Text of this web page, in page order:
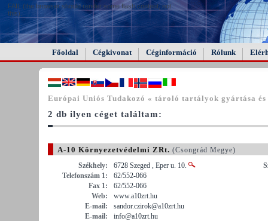
FAIL (the browser should render some flash content, not
this).
Főoldal Cégkivonat Céginformáció Rólunk
Európai Uniós Tudakozó « tároló tartályok gyártása
2 db ilyen céget találtam:
A-10 Környezetvédelmi ZRt. (Csongrád Megye)
Székhely:
6728 Szeged , Eper u. 10.
Telefonszám 1:
62/552-066
Fax 1:
62/552-066
Web:
www.a10zrt.hu
E-mail:
sandor.czirok@a10zrt.hu
E-mail:
info@a10zrt.hu